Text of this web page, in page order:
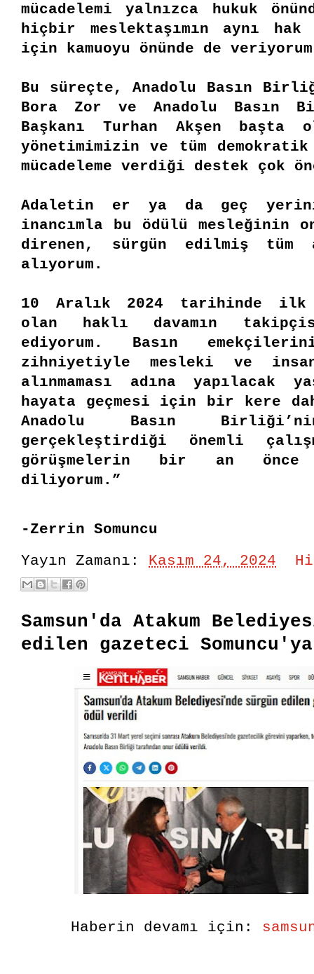
mücadelemi yalnızca hukuk
hiçbir meslektaşımın aynı hak
için kamuoyu önünde de
Bu süreçte, Anadolu Basın
Bora Zor ve Anadolu Basın
Başkanı Turhan Akşen
yönetimimizin ve tüm
mücadeleme verdiği destek çok
Adaletin er ya da geç yerini
inancımla bu ödülü mesleğinin
direnen, sürgün edilmiş tüm
alıyorum.
10 Aralık 2024 tarihinde ilk
olan haklı davamın
ediyorum. Basın
zihniyetiyle mesleki ve
alınmaması adına yapılacak
hayata geçmesi için bir kere
Anadolu Basın
gerçekleştirdiği önemli
görüşmelerin bir an önce
diliyorum. ”
-Zerrin Somuncu
Yayın Zamanı: Kasım 24, 2024
Samsun'da Atakum
edilen gazeteci
Haberin devamı için: